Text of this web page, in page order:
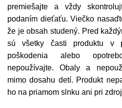
premiešajte a vždy
podaním dieťaťu. Viečko
že je obsah studený. Pred
sú všetky časti produktu v
poškodenia alebo
nepoužívajte. Obaly a
mimo dosahu detí. Produkt
ho na priamom slnku ani pri